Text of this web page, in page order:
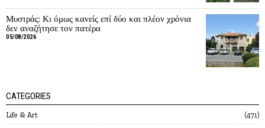
Μυστράς: Κι όμως κανείς επί δύο και πλέον χρόνια
δεν αναζήτησε τον πατέρα
05/08/2026
CATEGORIES
Life & Art 471